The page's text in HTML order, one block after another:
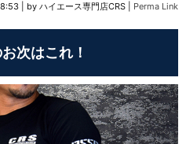
by ハイエース専門店CRS Perma Link
次はこれ！